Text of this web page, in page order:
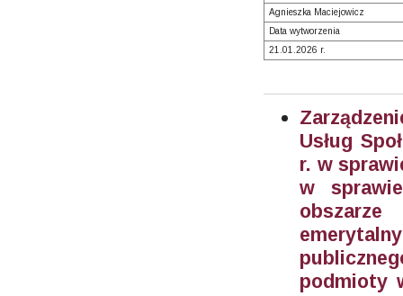
Agnieszka Maciejowicz
Data wytworzenia
21.01.2026 r.
Usług
r. w
w
podmioty